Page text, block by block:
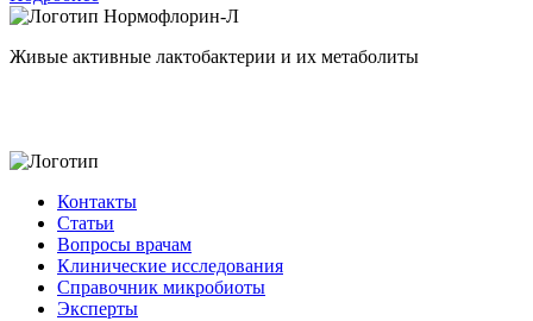
Нормофлорин-Л
Живые активные лактобактерии и их метаболиты
Контакты
Статьи
Вопросы врачам
Клинические исследования
Справочник микробиоты
Эксперты